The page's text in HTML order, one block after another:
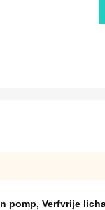
pomp, Verfvrije